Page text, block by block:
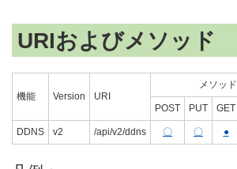
URIおよびメソッド
機能 Version URI
メソッド
POST PUT GET
DDNS v2 /api/v2/ddns 〇 〇 ●